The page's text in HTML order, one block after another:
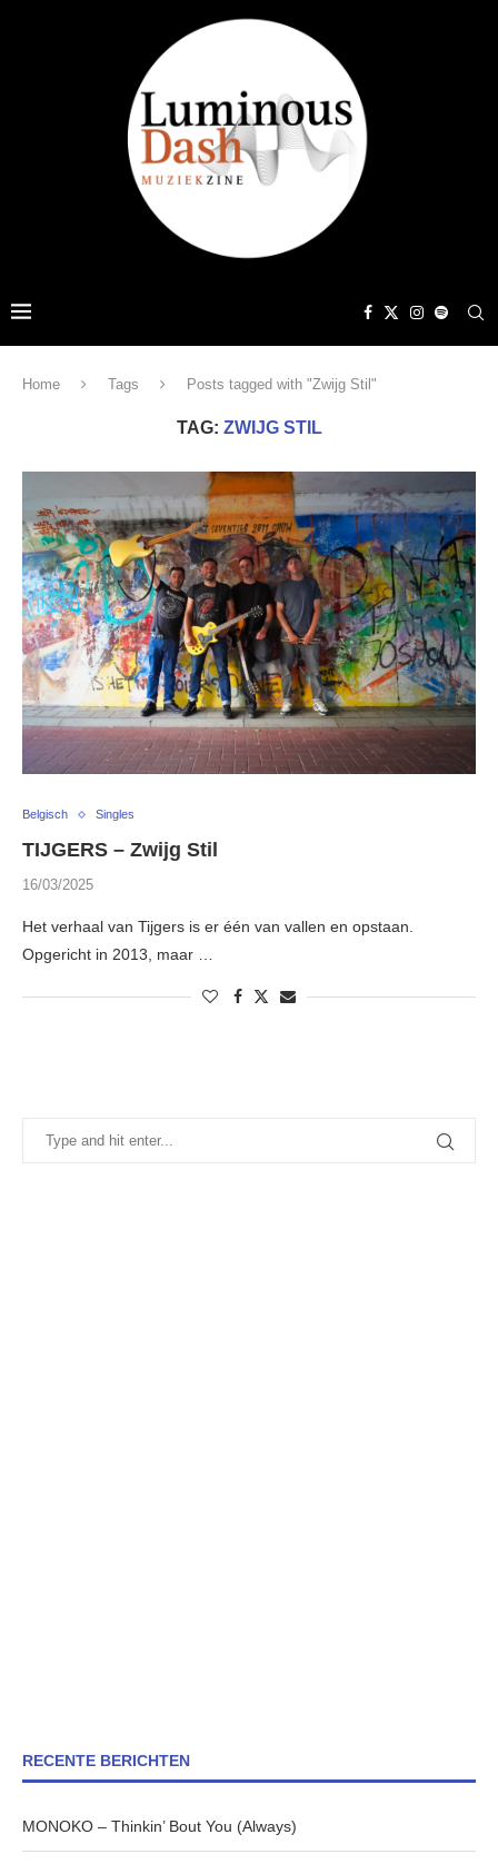
Home Tags Posts tagged with "Zwijg Stil"
TAG: ZWIJG STIL
Belgisch Singles
TIJGERS – Zwijg Stil
16/03/2025
Het verhaal van Tijgers is er één van vallen en opstaan.
Opgericht in 2013, maar …
RECENTE BERICHTEN
MONOKO – Thinkin’ Bout You (Always)